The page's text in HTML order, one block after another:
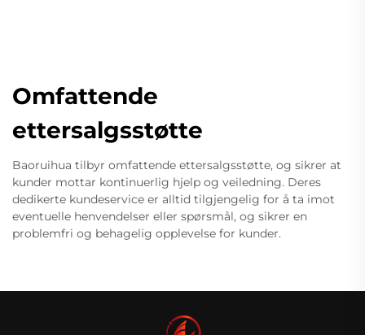
Omfattende
ettersalgsstøtte
Baoruihua tilbyr omfattende ettersalgsstøtte, og sikrer at
kunder mottar kontinuerlig hjelp og veiledning. Deres
dedikerte kundeservice er alltid tilgjengelig for å ta imot
eventuelle henvendelser eller spørsmål, og sikrer en
problemfri og behagelig opplevelse for kunder.